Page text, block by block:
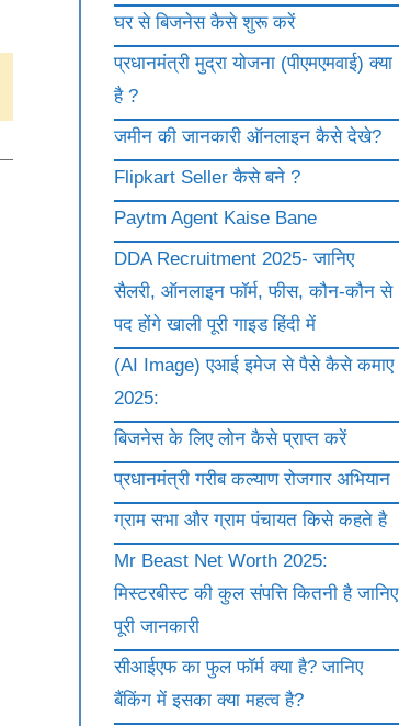
घर से बिजनेस कैसे शुरू करें
प्रधानमंत्री मुद्रा योजना (पीएमएमवाई) क्या
है ?
जमीन की जानकारी ऑनलाइन कैसे देखे?
Flipkart Seller कैसे बने ?
Paytm Agent Kaise Bane
DDA Recruitment 2025- जानिए
सैलरी, ऑनलाइन फॉर्म, फीस, कौन-कौन से
पद होंगे खाली पूरी गाइड हिंदी में
(AI Image) एआई इमेज से पैसे कैसे कमाए
2025:
बिजनेस के लिए लोन कैसे प्राप्त करें
प्रधानमंत्री गरीब कल्याण रोजगार अभियान
ग्राम सभा और ग्राम पंचायत किसे कहते है
Mr Beast Net Worth 2025:
मिस्टरबीस्ट की कुल संपत्ति कितनी है जानिए
पूरी जानकारी
सीआईएफ का फुल फॉर्म क्या है? जानिए
बैंकिंग में इसका क्या महत्व है?